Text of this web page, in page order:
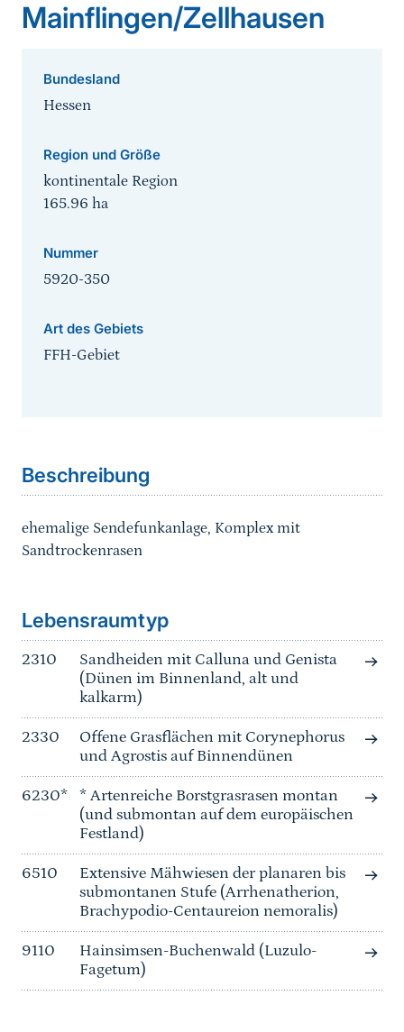
Mainflingen/Zellhausen
Bundesland
Hessen
Region und Größe
kontinentale Region
165.96 ha
Nummer
5920-350
Art des Gebiets
FFH-Gebiet
Beschreibung
ehemalige Sendefunkanlage, Komplex mit
Sandtrockenrasen
Lebensraumtyp
2310
Sandheiden mit Calluna und Genista
(Dünen im Binnenland, alt und
kalkarm)
2330
Offene Grasflächen mit Corynephorus
und Agrostis auf Binnendünen
6230*
* Artenreiche Borstgrasrasen montan
(und submontan auf dem europäischen
Festland)
6510
Extensive Mähwiesen der planaren bis
submontanen Stufe (Arrhenatherion,
Brachypodio-Centaureion nemoralis)
9110
Hainsimsen-Buchenwald (Luzulo-
Fagetum)